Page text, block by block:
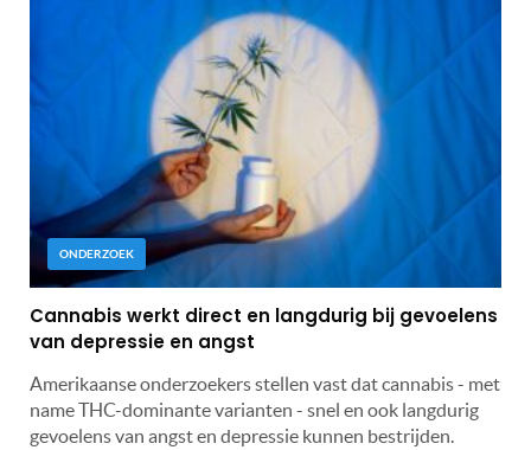
ONDERZOEK
Cannabis werkt direct en langdurig bij gevoelens
van depressie en angst
Amerikaanse onderzoekers stellen vast dat cannabis - met
name THC-dominante varianten - snel en ook langdurig
gevoelens van angst en depressie kunnen bestrijden.